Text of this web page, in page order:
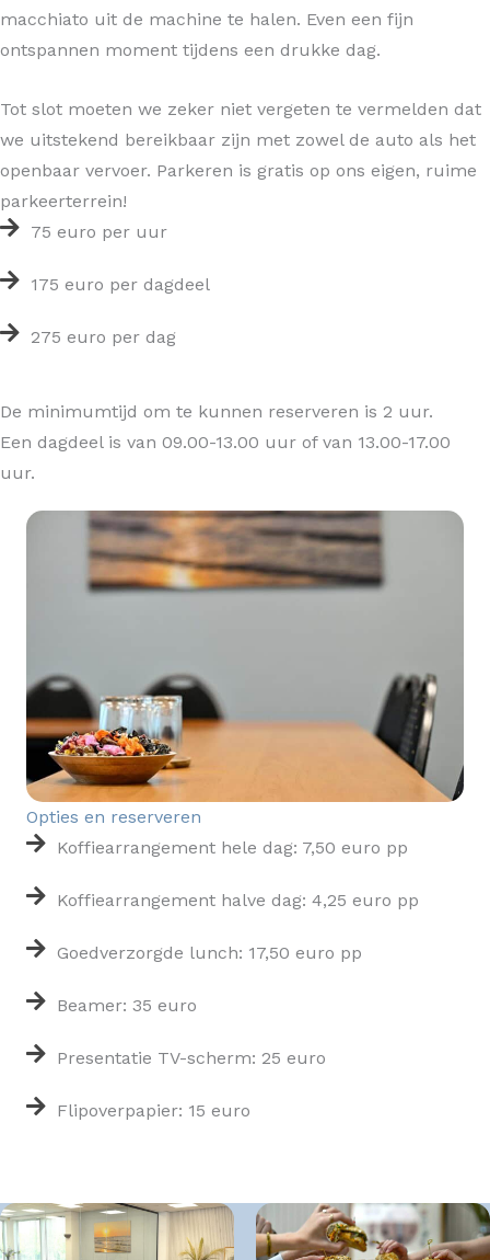
macchiato uit de machine te halen. Even een fijn
ontspannen moment tijdens een drukke dag.
Tot slot moeten we zeker niet vergeten te vermelden dat
we uitstekend bereikbaar zijn met zowel de auto als het
openbaar vervoer. Parkeren is gratis op ons eigen, ruime
parkeerterrein!
75 euro per uur
175 euro per dagdeel
275 euro per dag
De minimumtijd om te kunnen reserveren is 2 uur.
Een dagdeel is van 09.00-13.00 uur of van 13.00-17.00
uur.
Opties en reserveren
Koffiearrangement hele dag: 7,50 euro pp
Koffiearrangement halve dag: 4,25 euro pp
Goedverzorgde lunch: 17,50 euro pp
Beamer: 35 euro
Presentatie TV-scherm: 25 euro
Flipoverpapier: 15 euro